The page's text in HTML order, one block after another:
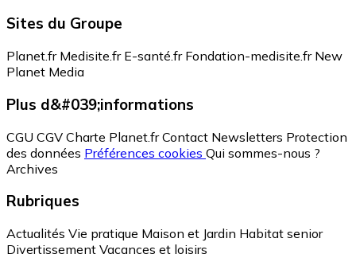
Sites du Groupe
Planet.fr Medisite.fr E-santé.fr Fondation-medisite.fr New
Planet Media
Plus d&#039;informations
CGU CGV Charte Planet.fr Contact Newsletters Protection
des données Préférences cookies Qui sommes-nous ?
Archives
Rubriques
Actualités Vie pratique Maison et Jardin Habitat senior
Divertissement Vacances et loisirs